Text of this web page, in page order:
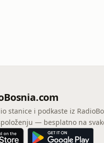
stanice i podkaste iz
— besplatno na